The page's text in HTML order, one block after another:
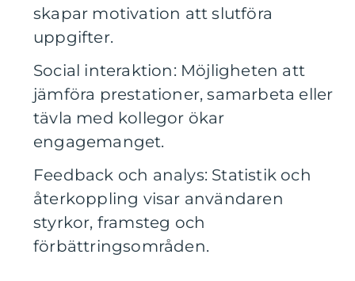
skapar motivation att slutföra
uppgifter.
Social interaktion: Möjligheten att
jämföra prestationer, samarbeta eller
tävla med kollegor ökar
engagemanget.
Feedback och analys: Statistik och
återkoppling visar användaren
styrkor, framsteg och
förbättringsområden.